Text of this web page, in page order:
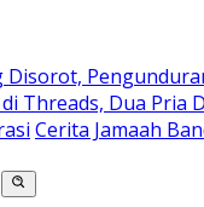
Disorot,
Threads, Dua Pria
Cerita Jamaah